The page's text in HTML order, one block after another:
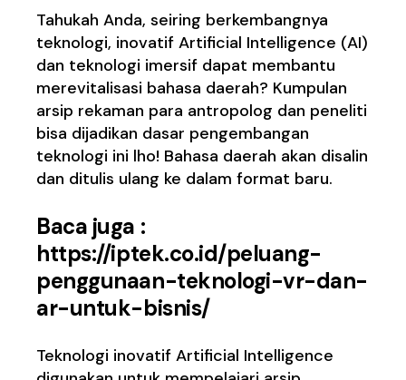
Tahukah Anda, seiring berkembangnya
teknologi, inovatif Artificial Intelligence (AI)
dan teknologi imersif dapat membantu
merevitalisasi bahasa daerah? Kumpulan
arsip rekaman para antropolog dan peneliti
bisa dijadikan dasar pengembangan
teknologi ini lho! Bahasa daerah akan disalin
dan ditulis ulang ke dalam format baru.
Baca juga :
https://iptek.co.id/peluang-
penggunaan-teknologi-vr-dan-
ar-untuk-bisnis/
Teknologi inovatif Artificial Intelligence